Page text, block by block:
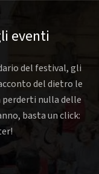
eventi
del festival, gli
del dietro le
perderti nulla delle
basta un click: